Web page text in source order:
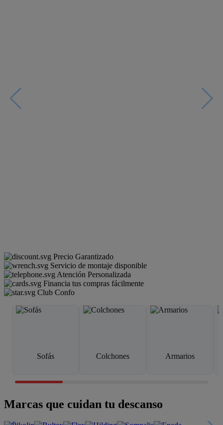
Precio Garantizado
Servicio de montaje disponible
Atención Personalizada
Financia tus compras fácilmente
Club Confo
Sofás Colchones Armarios
Marcas que cuidan tu descanso